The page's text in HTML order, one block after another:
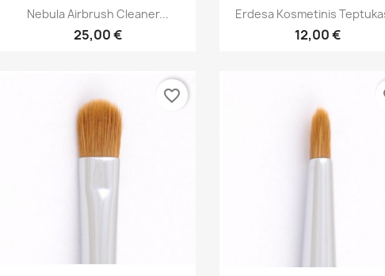
Greita peržiūra
Nebula Airbrush Cleaner...
25,00 €
Greita peržiūra
Erdesa Kosmetinis
12,00 €
favorite_border